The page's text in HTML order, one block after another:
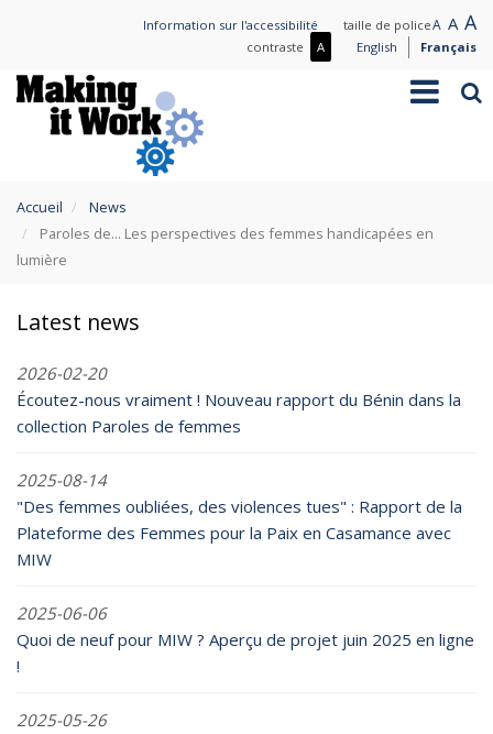
principal
Information sur l'accessibilité taille de policeA Small
text
A
text
A
contraste APlus
English Français
Toggle
are
here
Accueil
News
Paroles de... Les perspectives des femmes handicapées en
lumière
Latest news
2026-02-20
Écoutez-nous vraiment ! Nouveau rapport du Bénin dans la
collection Paroles de femmes
2025-08-14
"Des femmes oubliées, des violences tues" : Rapport de la
Plateforme des Femmes pour la Paix en Casamance avec
MIW
2025-06-06
Quoi de neuf pour MIW ? Aperçu de projet juin 2025 en ligne
!
2025-05-26